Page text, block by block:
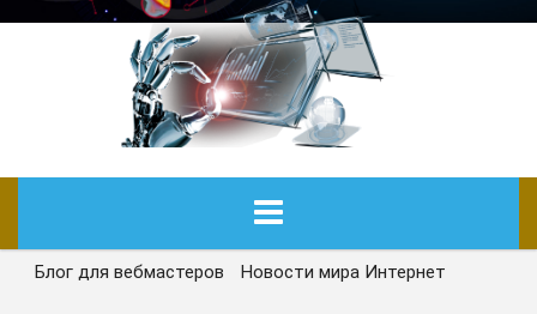
ГЛАВНАЯ
Блог для вебмастеров Новости мира Интернет